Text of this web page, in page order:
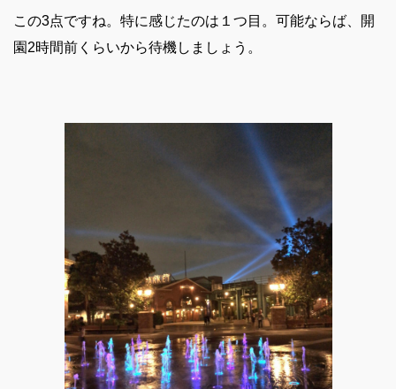
この3点ですね。特に感じたのは１つ目。可能ならば、開
園2時間前くらいから待機しましょう。